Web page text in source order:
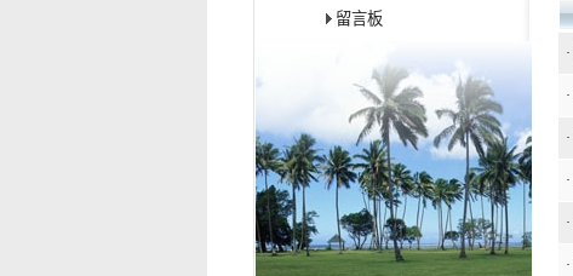
留言板
·
·
·
·
·
·